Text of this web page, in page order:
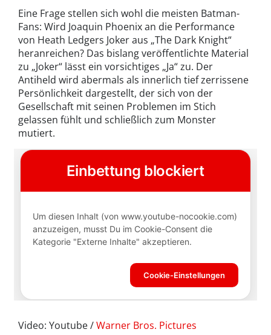
Eine Frage stellen sich wohl die meisten Batman-
Fans: Wird Joaquin Phoenix an die Performance
von Heath Ledgers Joker aus „The Dark Knight“
heranreichen? Das bislang veröffentlichte Material
zu „Joker“ lässt ein vorsichtiges „Ja“ zu. Der
Antiheld wird abermals als innerlich tief zerrissene
Persönlichkeit dargestellt, der sich von der
Gesellschaft mit seinen Problemen im Stich
gelassen fühlt und schließlich zum Monster
mutiert.
Video: Youtube /Warner Bros. Pictures